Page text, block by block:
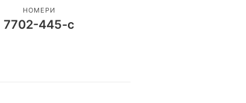
НОМЕРИ
7702-445-с